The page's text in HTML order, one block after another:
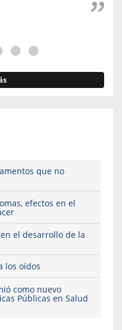
que no
efectos en el
el desarrollo de la
los oídos
como nuevo
Públicas en Salud